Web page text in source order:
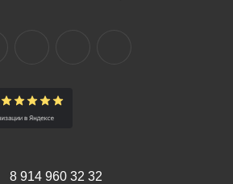
8 914 960 32 32